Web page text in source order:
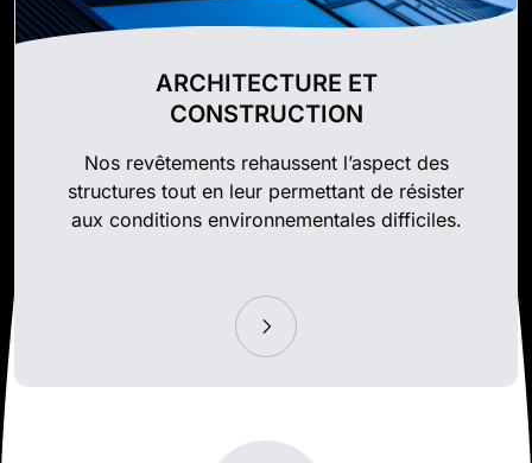
ARCHITECTURE ET
CONSTRUCTION
Nos revêtements rehaussent l’aspect des
structures tout en leur permettant de résister
aux conditions environnementales difficiles.